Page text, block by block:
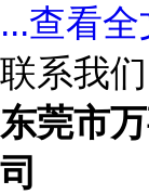
...查看全
联系我们
东莞市
司